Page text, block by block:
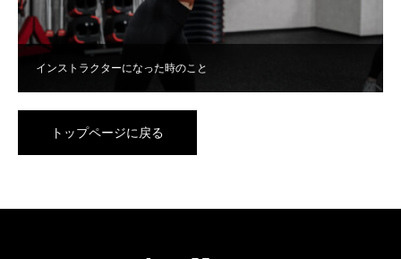
インストラクターになった時のこと
トップページに戻る